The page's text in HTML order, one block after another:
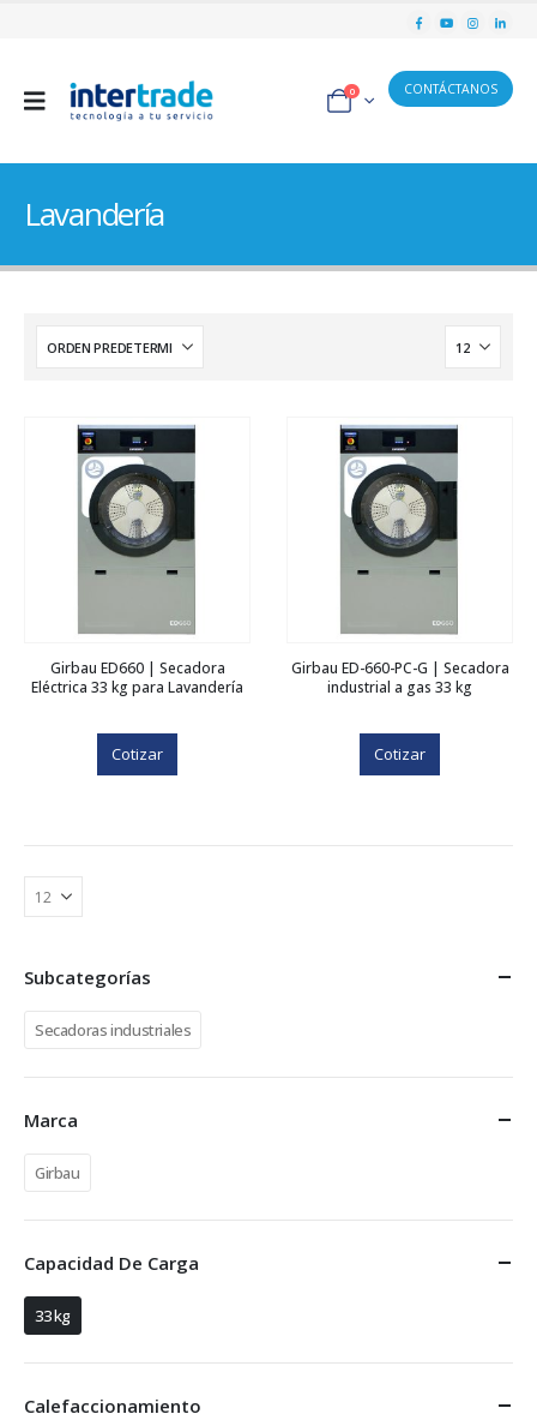
0 CONTÁCTANOS
Lavandería
Girbau ED660 | Secadora
Eléctrica 33 kg para Lavandería
Cotizar
Girbau ED-660-PC-G | Secadora
industrial a gas 33 kg
Cotizar
Subcategorías
Secadoras industriales
Marca
Girbau
Capacidad De Carga
33 kg
Calefaccionamiento